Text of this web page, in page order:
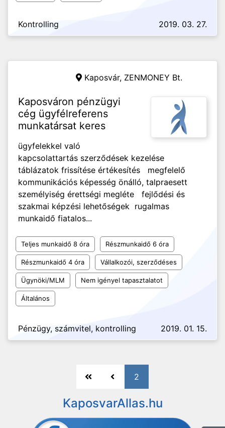
Kontrolling 2019. 03. 27.
Kaposvár, ZENMONEY Bt.
Kaposváron pénzügyi
cég ügyfélreferens
munkatársat keres
ügyfelekkel való
kapcsolattartás szerződések kezelése
táblázatok frissítése értékesítés megfelelő
kommunikációs képesség önálló, talpraesett
személyiség érettségi megléte fejlődési és
szakmai képzési lehetőségek rugalmas
munkaidő fiatalos...
Teljes munkaidő 8 óra Részmunkaidő 6 óra
Részmunkaidő 4 óra Vállalkozói, szerződéses
Ügynöki/MLM Nem igényel tapasztalatot
Általános
Pénzügy, számvitel, kontrolling 2019. 01. 15.
2
KaposvarAllas.hu